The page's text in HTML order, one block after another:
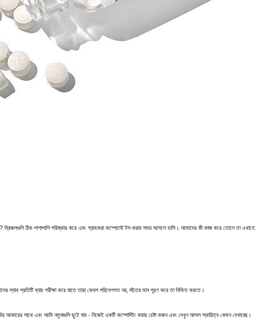
ঠিক পাশাপাশি পরিষ্কার করে এবং গ্রাহকরা কম্পোস্টে টস করার সময় আসলে হাসি। আমাদের কী কাজ করে তোলে তা এখানে:
ল্যাব প্রতিটি ব্যাচ পরীক্ষা করে যাতে তারা কেবল পরিবেশগত নয়, দাঁতের মান পূরণ করে তা নিশ্চিত করতে।
আকারের সাথে এবং আমি নমুনাগুলি ছুটে যাব - নিজেই একটি কম্পোস্টিং করার চেষ্টা করুন এবং দেখুন আসল স্থায়িত্ব কেমন দেখাচ্ছে।